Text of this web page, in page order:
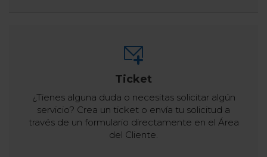
Ticket
¿Tienes alguna duda o necesitas solicitar algún
servicio? Crea un ticket o envía tu solicitud a
través de un formulario directamente en el Área
del Cliente.